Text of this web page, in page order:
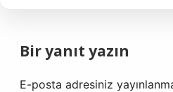
Bir yanıt yazın
E-posta adresiniz